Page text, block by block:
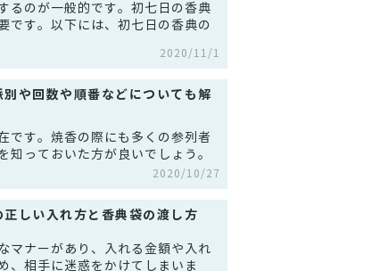
るのが一般的です。初七日の香典
です。以下には、初七日の香典の
2020/11/1
や回数や順番などについても解
です。焼香の際にも多くの参列者
知っておいた方が良いでしょう。
2020/10/27
正しい入れ方と香典袋の渡し方
マナーがあり、入れる金額や入れ
、相手に迷惑をかけてしまいま